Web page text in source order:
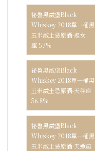
祕魯黑威堡Black
Whiskey 2018單一桶黑
玉米威士忌原酒-處女
座-57%
祕魯黑威堡Black
Whiskey 2018單一桶黑
玉米威士忌原酒-天秤座
56.8%
祕魯黑威堡Black
Whiskey 2018單一桶黑
玉米威士忌原酒-天蠍座